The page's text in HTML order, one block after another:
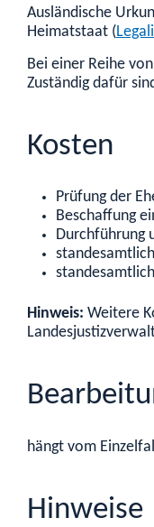
Ausländische
Heimatstaat (
Bei einer Reihe
Zuständig dafür
Kosten
Prüfung der
Beschaffung
Durchführung
Hinweis: Weitere
hängt vom
Hinweise